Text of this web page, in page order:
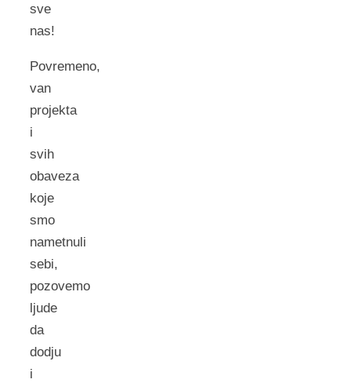
sve
nas!
Povremeno,
van
projekta
i
svih
obaveza
koje
smo
nametnuli
sebi,
pozovemo
ljude
da
dodju
i